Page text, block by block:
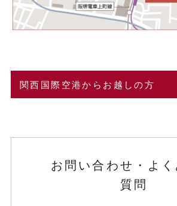
関西国際空港からお越しの方
お問い合わせ・よ
質問